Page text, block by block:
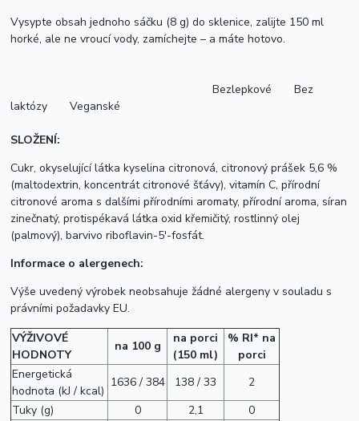
Vysypte obsah jednoho sáčku (8 g) do sklenice, zalijte 150 ml
horké, ale ne vroucí vody, zamíchejte – a máte hotovo.
Bezlepkové Bez
laktózy Veganské
SLOŽENÍ:
Cukr, okyselující látka kyselina citronová, citronový prášek 5,6 %
(maltodextrin, koncentrát citronové šťávy), vitamín C, přírodní
citronové aroma s dalšími přírodními aromaty, přírodní aroma, síran
zinečnatý, protispékavá látka oxid křemičitý, rostlinný olej
(palmový), barvivo riboflavin-5'-fosfát.
Informace o alergenech:
Výše uvedený výrobek neobsahuje žádné alergeny v souladu s
právními požadavky EU.
VÝŽIVOVÉ
HODNOTY
na 100 g
na porci
(150 ml)
% RI* na
porci
Energetická
hodnota (kJ / kcal)
1636 / 384 138 / 33
2
Tuky (g)
0 2,1
0